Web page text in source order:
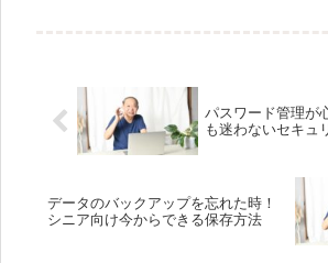
パスワード管理が
も迷わないセキュ
データのバックアップを忘れた時！
シニア向け今からできる保存方法